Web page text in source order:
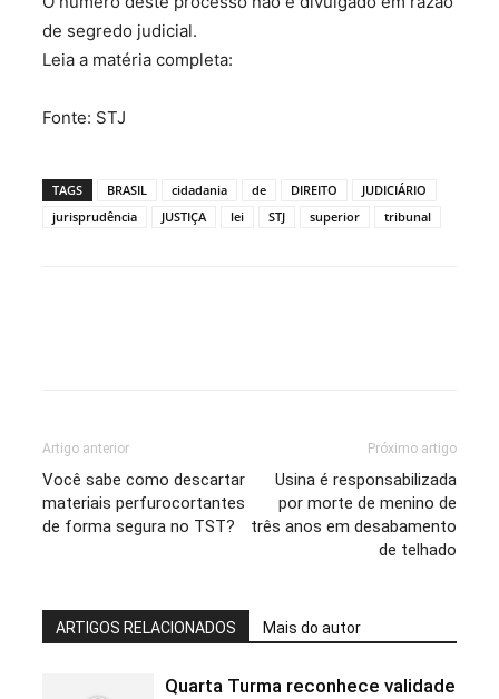
de segredo judicial.
Leia a matéria completa:
Fonte: STJ
TAGS BRASIL cidadania de DIREITO
JUDICIÁRIO
jurisprudência
JUSTIÇA lei STJ superior tribunal
Artigo anterior
Você sabe como descartar
materiais perfurocortantes
de forma segura no TST?
Próximo artigo
Usina é responsabilizada
por morte de menino de
três anos em desabamento
de telhado
ARTIGOS RELACIONADOS Mais do autor
Quarta Turma reconhece validade